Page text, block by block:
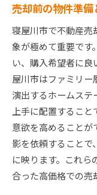
売却前の物件準
寝屋川市で不動産売
象が極めて重要です
い、購入希望者に良
屋川市はファミリー
演出するホームステ
上手に配置するこ
意欲を高めることが
影を依頼することで
に映ります。これら
合った高価格での売